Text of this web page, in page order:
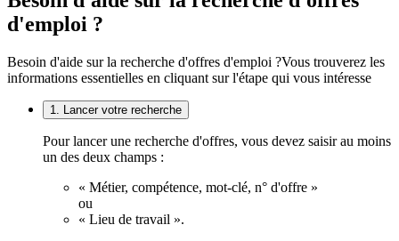
d'emploi ?
Besoin d'aide sur la recherche d'offres d'emploi ?Vous trouverez les
informations essentielles en cliquant sur l'étape qui vous intéresse
1. Lancer votre recherche
Pour lancer une recherche d'offres, vous devez saisir au moins
un des deux champs :
« Métier, compétence, mot-clé, n° d'offre »
ou
« Lieu de travail ».